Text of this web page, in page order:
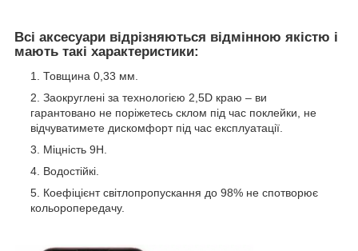
Всі аксесуари відрізняються відмінною якістю і
мають такі характеристики:
Товщина 0,33 мм.
Заокруглені за технологією 2,5D краю – ви
гарантовано не поріжетесь склом під час поклейки, не
відчуватимете дискомфорт під час експлуатації.
Міцність 9Н.
Водостійкі.
Коефіцієнт світлопропускання до 98% не спотворює
кольоропередачу.